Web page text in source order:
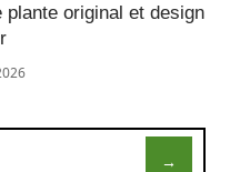
plante original et design